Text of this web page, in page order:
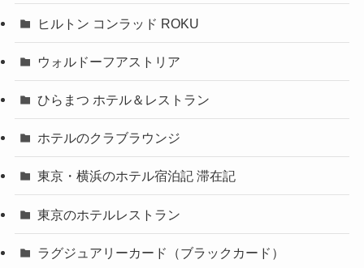
ヒルトン コンラッド ROKU
ウォルドーフアストリア
ひらまつ ホテル＆レストラン
ホテルのクラブラウンジ
東京・横浜のホテル宿泊記 滞在記
東京のホテルレストラン
ラグジュアリーカード（ブラックカード）